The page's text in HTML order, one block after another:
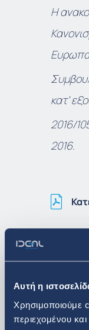
Αυτή η
Χρησιμοποιούμε
περιεχομένου
Η
κατ’
2016/
2016.
Δείτε
Επενδυτικά Νέα